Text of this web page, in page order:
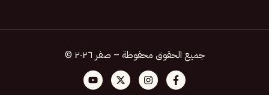
جميع الحقوق محفوظة – صفر ٢٠٢٦ ©